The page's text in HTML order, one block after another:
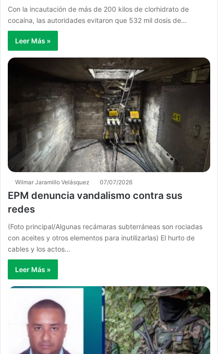
Con la incautación de más de 200 kilos de clorhidrato de
cocaína, las autoridades evitaron que 532 mil dosis de…
Leer Más »
Wilmar Jaramillo Velásquez 07/07/2026
EPM denuncia vandalismo contra sus
redes
(Foto principal/Algunas recámaras subterráneas son rociadas
con aceites y otros elementos para inutilizarlas) El hurto de
cables y los actos…
Leer Más »